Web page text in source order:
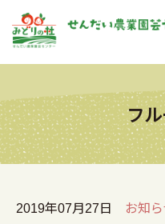
フ
2019年07月27日 お知